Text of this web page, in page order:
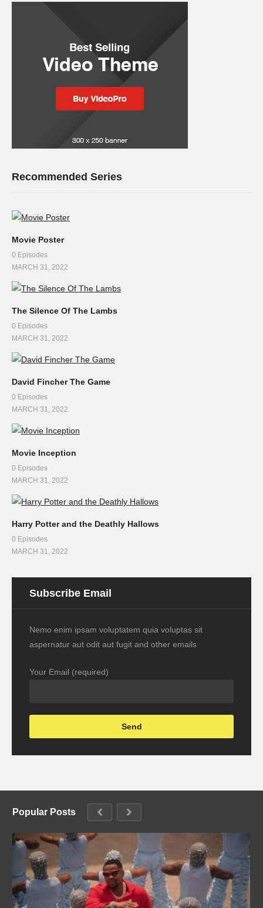
Recommended Series
Movie Poster
0 Episodes
MARCH 31, 2022
The Silence Of The Lambs
0 Episodes
MARCH 31, 2022
David Fincher The Game
0 Episodes
MARCH 31, 2022
Movie Inception
0 Episodes
MARCH 31, 2022
Harry Potter and the Deathly Hallows
0 Episodes
MARCH 31, 2022
Subscribe Email
Nemo enim ipsam voluptatem quia voluptas sit
aspernatur aut odit aut fugit and other emails
Your Email (required)
Popular Posts